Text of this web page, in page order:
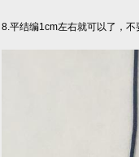
8.平结编1cm左右就可以了，